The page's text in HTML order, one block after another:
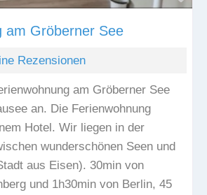
am Gröberner See
Rezensionen
am Gröberner See
an. Die Ferienwohnung
Hotel. Wir liegen in der
wunderschönen Seen und
aus Eisen). 30min von
und 1h30min von Berlin, 45